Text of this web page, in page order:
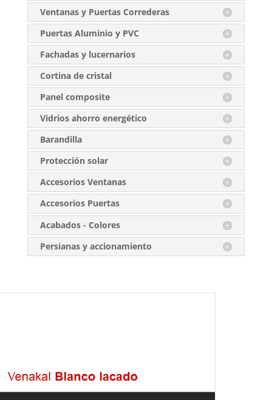
Ventanas y Puertas Correderas
Puertas Aluminio y PVC
Fachadas y lucernarios
Cortina de cristal
Panel composite
Vidrios ahorro energético
Barandilla
Protección solar
Accesorios Ventanas
Accesorios Puertas
Acabados - Colores
Persianas y accionamiento